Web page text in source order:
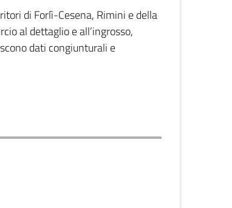
di Forlì-Cesena, Rimini e della
al dettaglio e all’ingrosso,
dati congiunturali e